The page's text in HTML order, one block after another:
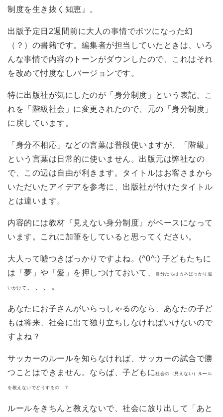
制度を生き抜く知恵』。
出版予定日2週間前に大人の事情でボツになった幻
（？）の書籍です。編集者が担当していたときは、いろ
んな事情で内容のトーンがダウンしたので、これはそれ
を改めて忖度なしバージョンです。
特に出版社が気にしたのが「身分制度」という表記。こ
れを「階級社会」に変更されたので、元の「身分制度」
に戻しています。
「身分不相応」などの言葉は普段使いますが、「階級」
という言葉は日常的に使いません。出版元は弊社なの
で、この辺は自由が利きます。タイトルはお客さまから
いただいたアイデアを参考に、出版社が付けたタイトル
とは違います。
内容的には教材『見えない身分制度』がベースになって
います。これに加筆をしていると思ってください。
大人って嘘つきばっかりですよね。(^0^;) 子どもたちに
は「夢」や「愛」を押しつけておいて、
自分たちはカネばっかり追
いかけて 、、、。
あなたにお子さんがいらっしゃるのなら、あなたの子ど
もは将来、社会に出て独り立ちしなければいけないので
すよね？
サッカーのルールを知らなければ、サッカーの試合で勝
つことはできません。ならば、子どもに 社会の（見えない）ルール
を教えないでどうするの！？
ルールをきちんと教えないで、社会に放り出して「あと